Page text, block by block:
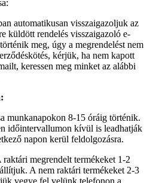
automatikusan visszaigazoljuk az
küldött rendelés visszaigazoló e-
meg, úgy a megrendelést nem
kérjük, ha nem kapott
keressen meg minket az alábbi
munkanapokon 8-15 óráig történik.
időintervallumon kívül is leadhatják
napon kerül feldolgozásra.
raktári megrendelt termékeket 1-2
A nem raktári termékeket 2-3